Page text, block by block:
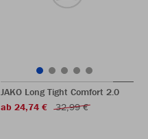
JAKO Long Tight Comfort 2.0
ab 24,74 €
32,99 €